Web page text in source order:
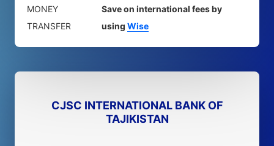
MONEY
TRANSFER
Save on international fees by
using Wise
CJSC INTERNATIONAL BANK OF
TAJIKISTAN